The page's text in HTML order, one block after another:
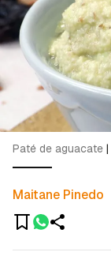
Maitane Pinedo
Paté de aguacate |